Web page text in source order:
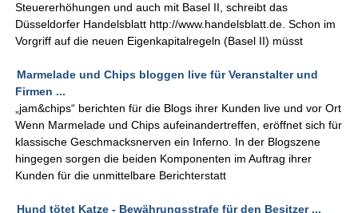
Steuererhöhungen und auch mit Basel II, schreibt das
Düsseldorfer Handelsblatt http://www.handelsblatt.de. Schon im
Vorgriff auf die neuen Eigenkapitalregeln (Basel II) müsst
Marmelade und Chips bloggen live für Veranstalter und
Firmen ...
„jam&chips“ berichten für die Blogs ihrer Kunden live und vor Ort
Wenn Marmelade und Chips aufeinandertreffen, eröffnet sich für
klassische Geschmacksnerven ein Inferno. In der Blogszene
hingegen sorgen die beiden Komponenten im Auftrag ihrer
Kunden für die unmittelbare Berichterstatt
Hund tötet Katze - Bewährungsstrafe für den Besitzer ...